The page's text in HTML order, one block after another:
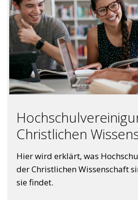
Christlichen
Hier wird erklärt, was
der Christlichen Wissenschaft
sie findet.